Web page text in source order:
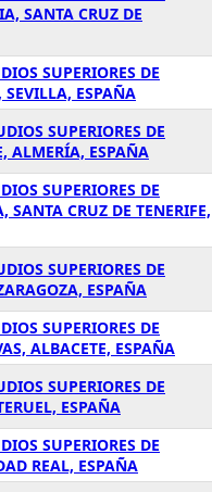
SANTA CRUZ DE
SUPERIORES DE
ESPAÑA
SUPERIORES DE
ALMERÍA, ESPAÑA
SUPERIORES DE
CRUZ DE TENERIFE,
SUPERIORES DE
ESPAÑA
SUPERIORES DE
ALBACETE, ESPAÑA
SUPERIORES DE
ESPAÑA
SUPERIORES DE
REAL, ESPAÑA